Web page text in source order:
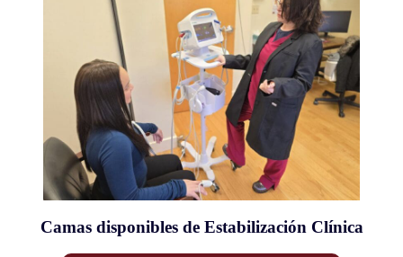
Camas disponibles de Estabilización Clínica